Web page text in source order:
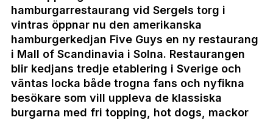
hamburgarrestaurang vid Sergels torg i
vintras öppnar nu den amerikanska
hamburgerkedjan Five Guys en ny restaurang
i Mall of Scandinavia i Solna. Restaurangen
blir kedjans tredje etablering i Sverige och
väntas locka både trogna fans och nyfikna
besökare som vill uppleva de klassiska
burgarna med fri topping, hot dogs, mackor